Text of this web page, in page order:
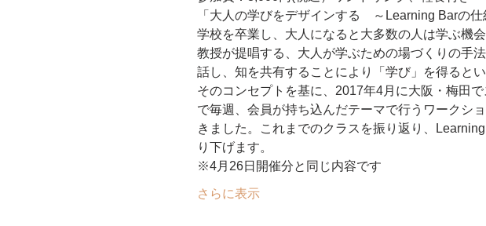
学校を卒業し、大人になると大多数の人は学ぶ機
教授が提唱する、大人が学ぶための場づくりの手
そのコンセプトを基に、2017年4月に大阪・梅田
で毎週、会員が持ち込んだテーマで行うワークシ
きました。これまでのクラスを振り返り、
り下げます。
※4月26日開催分と同じ内容です
さらに表示